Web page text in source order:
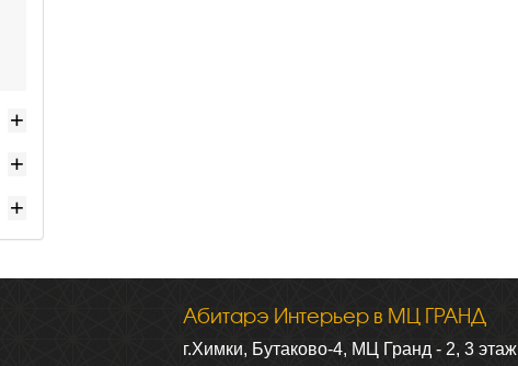
Абитарэ Интерьер в МЦ ГРАНД
г.Химки, Бутаково-4, МЦ Гранд - 2, 3 этаж